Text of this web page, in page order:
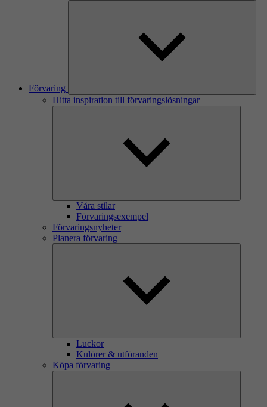
Förvaring
Hitta inspiration till förvaringslösningar
Våra stilar
Förvaringsexempel
Förvaringsnyheter
Planera förvaring
Luckor
Kulörer & utföranden
Köpa förvaring